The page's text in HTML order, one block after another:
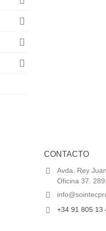
CONTACTO
Avda. Rey
Oficina 37.
+34 91 805 13